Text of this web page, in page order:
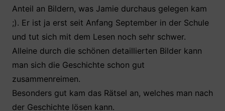
Anteil an Bildern, was Jamie durchaus gelegen kam
;). Er ist ja erst seit Anfang September in der Schule
und tut sich mit dem Lesen noch sehr schwer.
Alleine durch die schönen detaillierten Bilder kann
man sich die Geschichte schon gut
zusammenreimen.
Besonders gut kam das Rätsel an, welches man nach
der Geschichte lösen kann.